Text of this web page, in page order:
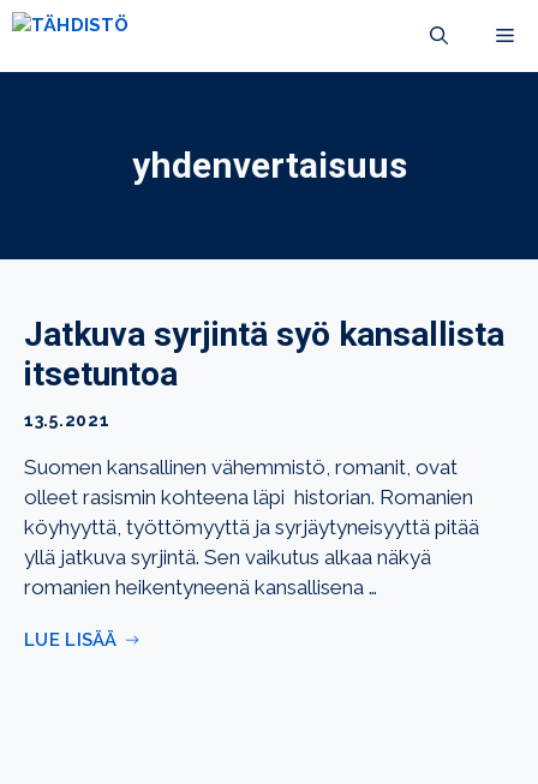
Siirry
yhdenvertaisuus
Jatkuva syrjintä syö kansallista
itsetuntoa
13.5.2021
Suomen kansallinen vähemmistö, romanit, ovat
olleet rasismin kohteena läpi historian. Romanien
köyhyyttä, työttömyyttä ja syrjäytyneisyyttä pitää
yllä jatkuva syrjintä. Sen vaikutus alkaa näkyä
romanien heikentyneenä kansallisena …
LUE LISÄÄ